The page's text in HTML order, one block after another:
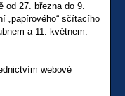
od 27. března do 9.
„papírového“ sčítacího
a 11. květnem.
webové